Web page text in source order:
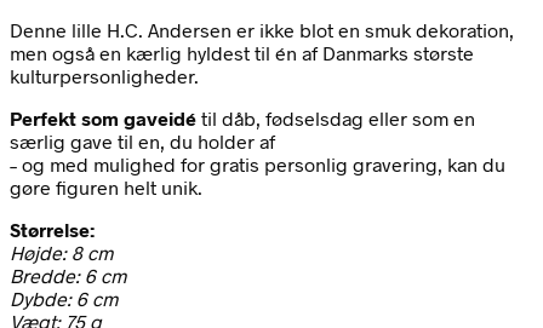
Denne lille H.C. Andersen er ikke blot en smuk dekoration,
men også en kærlig hyldest til én af Danmarks største
kulturpersonligheder.
Perfekt som gaveidé til dåb, fødselsdag eller som en
særlig gave til en, du holder af
– og med mulighed for gratis personlig gravering, kan du
gøre figuren helt unik.
Størrelse:
Højde: 8 cm
Bredde: 6 cm
Dybde: 6 cm
Vægt: 75 g